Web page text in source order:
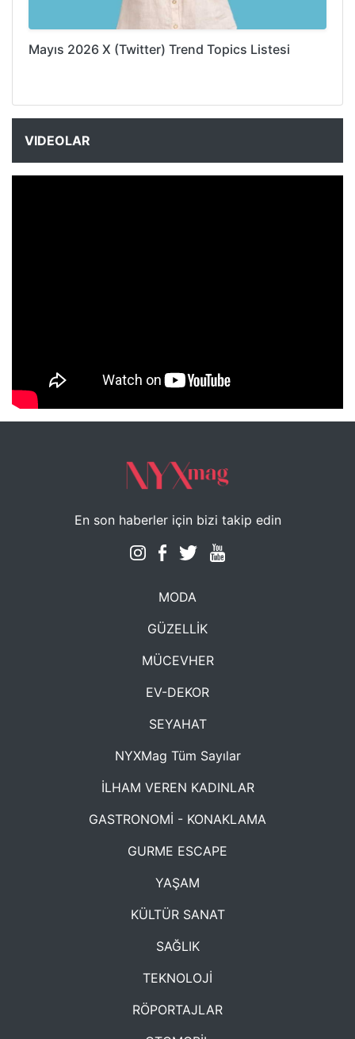
Mayıs 2026 X (Twitter) Trend Topics Listesi
VIDEOLAR
NYXmag 2. Yaş Kutlama Etkinliği
En son haberler için bizi takip edin
MODA
GÜZELLİK
MÜCEVHER
EV-DEKOR
SEYAHAT
NYXMag Tüm Sayılar
İLHAM VEREN KADINLAR
GASTRONOMİ - KONAKLAMA
GURME ESCAPE
YAŞAM
KÜLTÜR SANAT
SAĞLIK
TEKNOLOJİ
RÖPORTAJLAR